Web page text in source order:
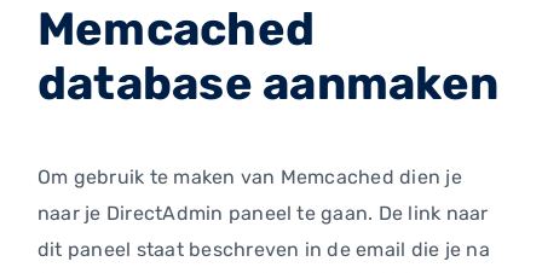
Memcached
database aanmaken
Om gebruik te maken van Memcached dien je
naar je DirectAdmin paneel te gaan. De link naar
dit paneel staat beschreven in de email die je na